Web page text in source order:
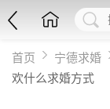
首页 宁德求婚
欢什么求婚方式